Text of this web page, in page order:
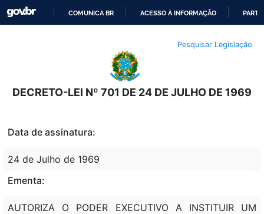
O
CONTEÚDO
COMUNICA BR ACESSO À INFORMAÇÃO
Pesquisar Legislação
DECRETO-LEI Nº 701 DE 24 DE JULHO DE 1969
Data de assinatura:
24 de Julho de 1969
Ementa:
AUTORIZA O PODER EXECUTIVO A INSTITUIR UM